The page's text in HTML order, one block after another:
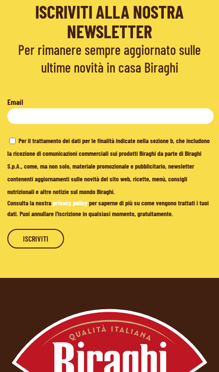
ISCRIVITI ALLA NOSTRA
NEWSLETTER
Per rimanere sempre aggiornato sulle
ultime novità in casa Biraghi
Email
Per il trattamento dei dati per le finalità indicate nella sezione b, che includono
la ricezione di comunicazioni commerciali sui prodotti Biraghi da parte di Biraghi
S.p.A., come, ma non solo, materiale promozionale e pubblicitario, newsletter
contenenti aggiornamenti sulle novità del sito web, ricette, menù, consigli
nutrizionali e altre notizie sul mondo Biraghi.
Consulta la nostraprivacy policyper saperne di più su come vengono trattati i tuoi
dati. Puoi annullare l'iscrizione in qualsiasi momento, gratuitamente.